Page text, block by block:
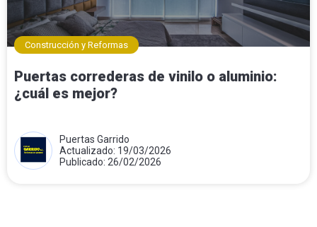
Construcción y Reformas
Puertas correderas de vinilo o aluminio:
¿cuál es mejor?
Puertas Garrido
Actualizado: 19/03/2026
Publicado: 26/02/2026